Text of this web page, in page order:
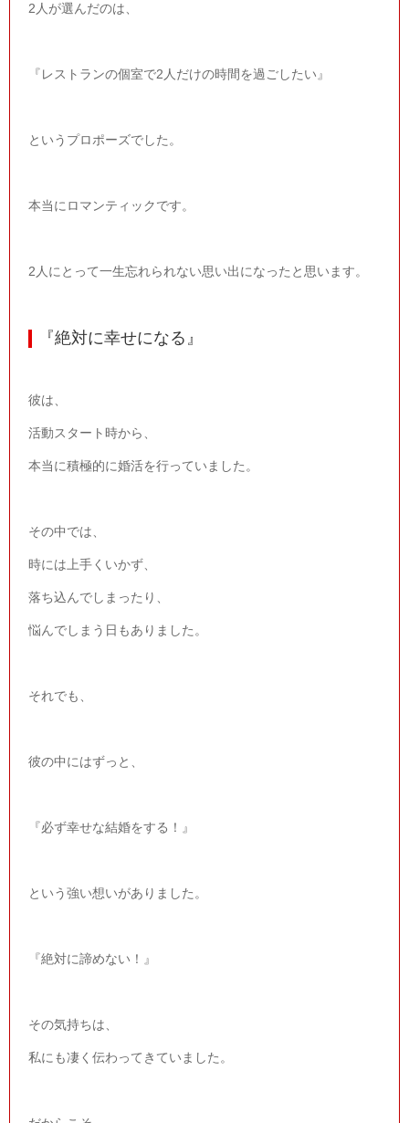
2 人が選んだのは、
『レストランの個室で2 人だけの時間を過ごしたい』
というプロポーズでした。
本当にロマンティックです。
2人にとって一生忘れられない思い出になったと思います。
『絶対に幸せになる』
彼は、
活動スタート時から、
本当に積極的に婚活を行っていました。
その中では、
時には上手くいかず、
落ち込んでしまったり、
悩んでしまう日もありました。
それでも、
彼の中にはずっと、
『必ず幸せな結婚をする！』
という強い想いがありました。
『絶対に諦めない！』
その気持ちは、
私にも凄く伝わってきていました。